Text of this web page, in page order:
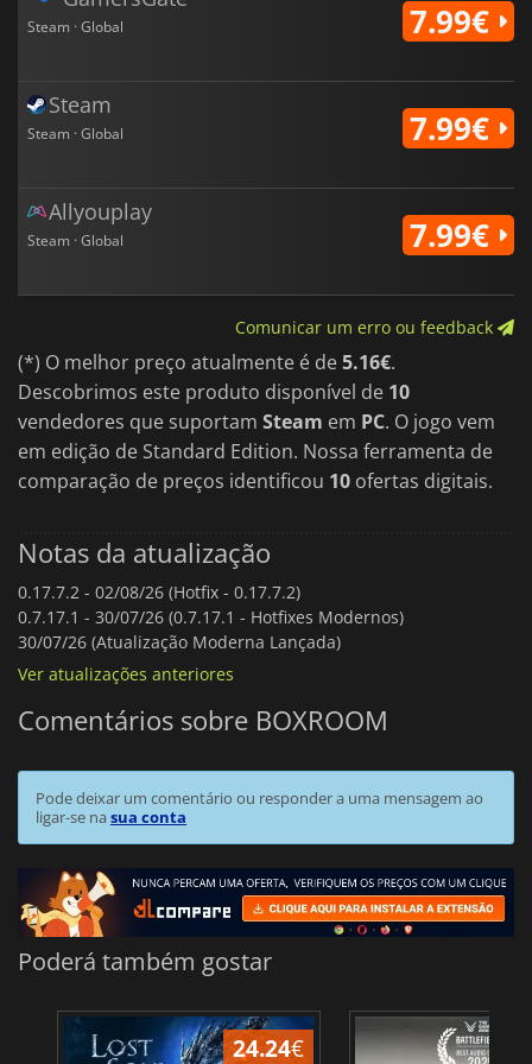
Steam · Global 7.99€
Steam
Steam · Global 7.99€
Allyouplay
Steam · Global 7.99€
Comunicar um erro ou feedback
(*) O melhor preço atualmente é de5.16€.
Descobrimos este produto disponível de 10
vendedores que suportam Steam em PC. O jogo vem
em edição de Standard Edition. Nossa ferramenta de
comparação de preços identificou 10 ofertas digitais.
Notas da atualização
0.17.7.2 - 02/08/26 (Hotfix - 0.17.7.2)
0.7.17.1 - 30/07/26 (0.7.17.1 - Hotfixes Modernos)
30/07/26 (Atualização Moderna Lançada)
Ver atualizações anteriores
Comentários sobre BOXROOM
Pode deixar um comentário ou responder a uma mensagem ao
ligar-se nasua conta
Poderá também gostar
24.24€